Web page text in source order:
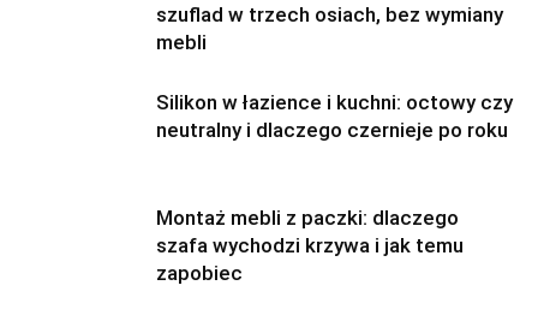
szuflad w trzech osiach, bez wymiany
mebli
Silikon w łazience i kuchni: octowy czy
neutralny i dlaczego czernieje po roku
Montaż mebli z paczki: dlaczego
szafa wychodzi krzywa i jak temu
zapobiec